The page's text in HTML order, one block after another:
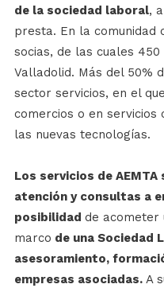
de la sociedad laboral,
presta. En la comunidad
socias, de las cuales
Valladolid. Más del 50%
sector servicios, en el
comercios o en servicios
las nuevas tecnologías.
Los servicios de
atención y consultas a
posibilidad de acometer
marco de una Sociedad
asesoramiento,
empresas asociadas.A